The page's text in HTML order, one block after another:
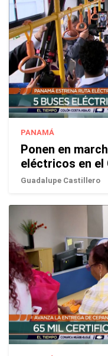
PANAMÁ
Ponen en
eléctricos en el
Guadalupe Castillero